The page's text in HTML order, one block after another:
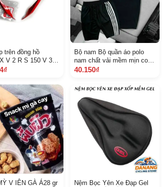
trên đồng hồ
V 2 R S 150 V 3
A53207 K 56 V 50
Bộ nam Bộ quần áo polo
nam chất vải mềm mịn co
giãn thoáng mát,bộ quần áo
40.150₫
V IÊN GÀ Á28 gr
Nệm Bọc Yên Xe Đạp Gel